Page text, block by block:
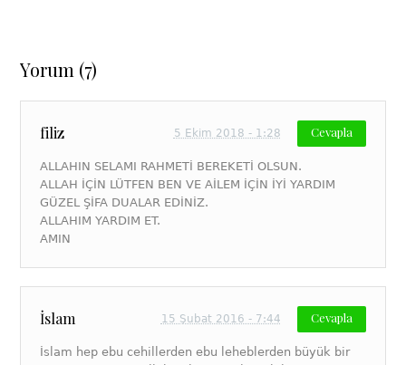
Yorum (7)
filiz Cevapla
5 Ekim 2018 - 1:28
ALLAHIN SELAMI RAHMETİ BEREKETİ OLSUN.
ALLAH İÇİN LÜTFEN BEN VE AİLEM İÇİN İYİ YARDIM
GÜZEL ŞİFA DUALAR EDİNİZ.
ALLAHIM YARDIM ET.
AMIN
İslam Cevapla
15 Şubat 2016 - 7:44
İslam hep ebu cehillerden ebu leheblerden büyük bir